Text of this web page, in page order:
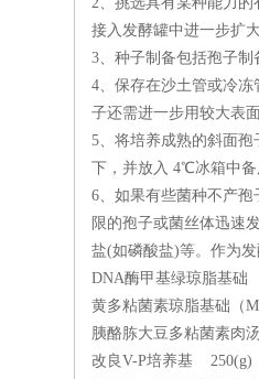
接入发酵罐中进一步扩
3、种子制备包括孢子
4、保存在沙土管或冷
子还需进一步用较大表
5、将培养成熟的斜面
下，并放入 4℃冰箱中
6、如果有些菌种不产
限的孢子或菌丝体迅速
盐(如磷酸盐)等。作为
DNA酶甲基绿琼脂基
黄多粘菌素琼脂基础
胰酪胨大豆多粘菌素
改良V-P培养基